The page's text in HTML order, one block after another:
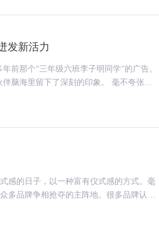
发新活力
前那个“三年级六班李子明同学”的广告。
留下了深刻的印象。 毫不夸张地
感的日子，以一种富有仪式感的方式。毫
多品牌争相抢夺的主阵地。很多品牌认